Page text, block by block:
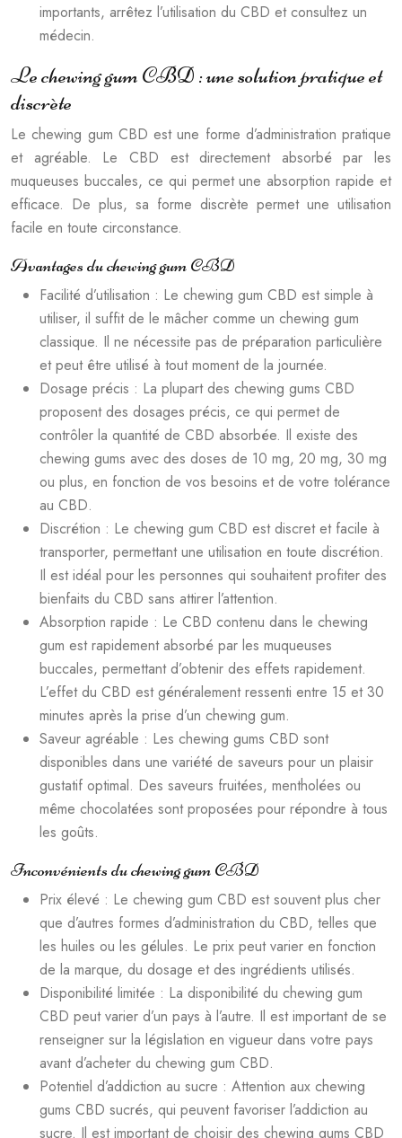
importants, arrêtez l’utilisation du CBD et consultez un
médecin.
Le chewing gum CBD : une solution pratique et
discrète
Le chewing gum CBD est une forme d’administration pratique
et agréable. Le CBD est directement absorbé par les
muqueuses buccales, ce qui permet une absorption rapide et
efficace. De plus, sa forme discrète permet une utilisation
facile en toute circonstance.
Avantages du chewing gum CBD
Facilité d’utilisation : Le chewing gum CBD est simple à
utiliser, il suffit de le mâcher comme un chewing gum
classique. Il ne nécessite pas de préparation particulière
et peut être utilisé à tout moment de la journée.
Dosage précis : La plupart des chewing gums CBD
proposent des dosages précis, ce qui permet de
contrôler la quantité de CBD absorbée. Il existe des
chewing gums avec des doses de 10 mg, 20 mg, 30 mg
ou plus, en fonction de vos besoins et de votre tolérance
au CBD.
Discrétion : Le chewing gum CBD est discret et facile à
transporter, permettant une utilisation en toute discrétion.
Il est idéal pour les personnes qui souhaitent profiter des
bienfaits du CBD sans attirer l’attention.
Absorption rapide : Le CBD contenu dans le chewing
gum est rapidement absorbé par les muqueuses
buccales, permettant d’obtenir des effets rapidement.
L’effet du CBD est généralement ressenti entre 15 et 30
minutes après la prise d’un chewing gum.
Saveur agréable : Les chewing gums CBD sont
disponibles dans une variété de saveurs pour un plaisir
gustatif optimal. Des saveurs fruitées, mentholées ou
même chocolatées sont proposées pour répondre à tous
les goûts.
Inconvénients du chewing gum CBD
Prix élevé : Le chewing gum CBD est souvent plus cher
que d’autres formes d’administration du CBD, telles que
les huiles ou les gélules. Le prix peut varier en fonction
de la marque, du dosage et des ingrédients utilisés.
Disponibilité limitée : La disponibilité du chewing gum
CBD peut varier d’un pays à l’autre. Il est important de se
renseigner sur la législation en vigueur dans votre pays
avant d’acheter du chewing gum CBD.
Potentiel d’addiction au sucre : Attention aux chewing
gums CBD sucrés, qui peuvent favoriser l’addiction au
sucre. Il est important de choisir des chewing gums CBD